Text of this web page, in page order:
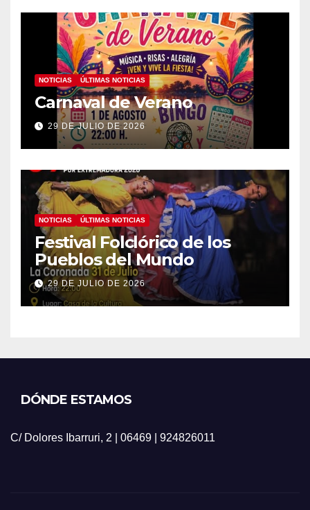
NOTICIAS ÚLTIMAS NOTICIAS
Carnaval de Verano
29 DE JULIO DE 2026
NOTICIAS ÚLTIMAS NOTICIAS
Festival Folclórico de los
Pueblos del Mundo
29 DE JULIO DE 2026
DÓNDE ESTAMOS
C/ Dolores Ibarruri, 2 | 06469 | 924826011